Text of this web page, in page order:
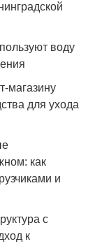
воду
магазину
для ухода
как
и
с
к